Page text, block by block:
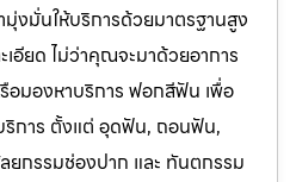
งมั่นให้บริการด้วยมาตรฐานสูง
เอียด ไม่ว่าคุณจะมาด้วยอาการ
มองหาบริการ ฟอกสีฟัน เพื่อ
ริการ ตั้งแต่ อุดฟัน, ถอนฟัน,
กรรมช่องปาก และ ทันตกรรม